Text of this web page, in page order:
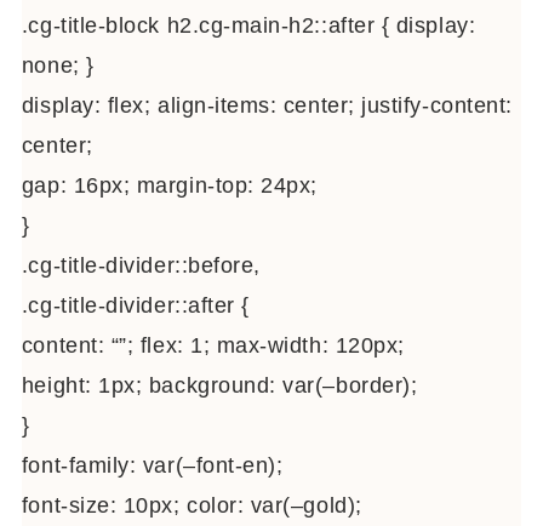
.cg-title-block h2.cg-main-h2::after { display:
none; }
display: flex; align-items: center; justify-content:
center;
gap: 16px; margin-top: 24px;
}
.cg-title-divider::before,
.cg-title-divider::after {
content: “”; flex: 1; max-width: 120px;
height: 1px; background: var(–border);
}
font-family: var(–font-en);
font-size: 10px; color: var(–gold);